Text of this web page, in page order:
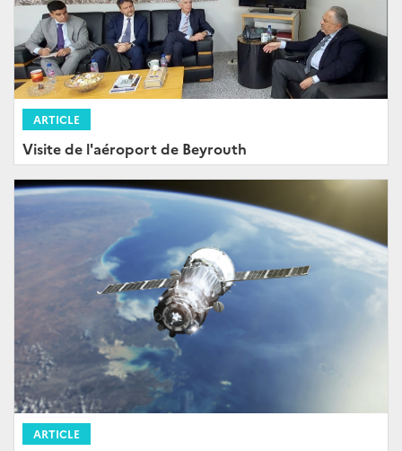
ARTICLE
Visite de l'aéroport de Beyrouth
ARTICLE